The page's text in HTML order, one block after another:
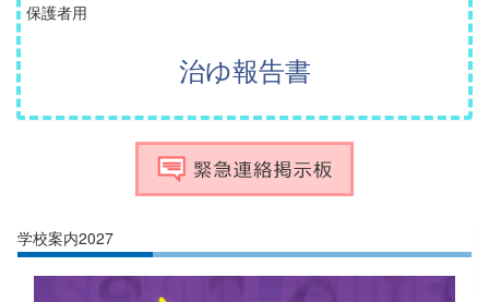
保護者用
治ゆ報告書
学校案内2027